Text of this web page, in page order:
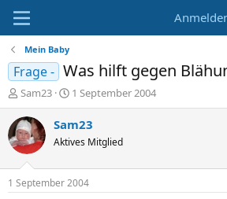
Mein Baby
Frage - Was hilft gegen
E
r
s
t
e
l
e
Sam23
E
r
s
e
l
t
1 September 2004
Sam23
Aktives Mitglied
1 September 2004